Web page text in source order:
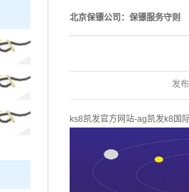
北京保镖公司：保镖服务守则
发
ks8凯发官方网站-ag凯发k8国